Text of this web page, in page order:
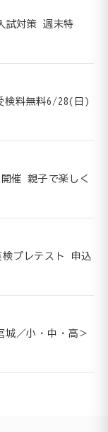
試対策 週末特
検料無料6/28(日)
催 親子で楽しく
プレテスト 申込
城／小・中・高＞